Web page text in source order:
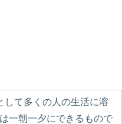
して多くの人の生活に溶
一朝一夕にできるもので